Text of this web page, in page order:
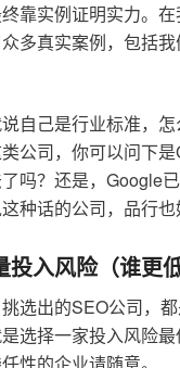
靠实例证明实力。
多真实案例，包括
自己是行业标准，
公司，你可以问下
吗？还是，Google
种话的公司，品行也
入风险（谁更低
选出的SEO公司，
选择一家投入风险